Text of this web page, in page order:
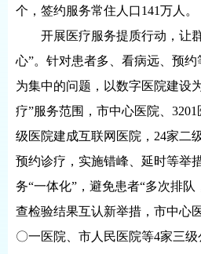
个，签约服务常住人口141万人。
开展医疗服务提质行动，让群
心”。针对患者多、看病远、预
为集中的问题，以数字医院建设
疗”服务范围，市中心医院、
级医院建成互联网医院，24家二
预约诊疗，实施错峰、延时等举
务“一体化”，避免患者“多次排
查检验结果互认新举措，市中心
〇一医院、市人民医院等4家三